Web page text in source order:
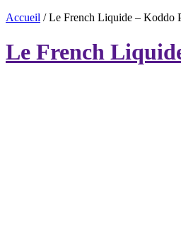
Accueil /Le French Liquide – Koddo
Le French